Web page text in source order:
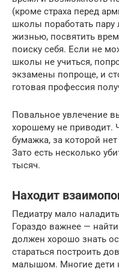
(кроме страха перед
школы поработать пару
жизнью, посвятить
поиску себя. Если не
школы не учиться,
экзамены попроще, и
готовая профессия
Повальное увлечение
хорошему не приводит.
бумажка, за которой
Зато есть несколько
тысяч.
Находит
Педиатру мало
Гораздо важнее —
должен хорошо знать
стараться построить
малышом. Многие дети